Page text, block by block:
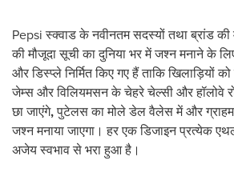
Pepsi स्क्वाड के नवीनतम सदस्यों तथा ब्रांड की
की मौजूदा सूची का दुनिया भर में जश्न मनाने के
और डिस्प्ले निर्मित किए गए हैं ताकि खिलाड़ियों
जेम्स और विलियमसन के चेहरे चेल्सी और हॉलोवे
छा जाएंगे,पुटेलस का मोले डेल वैलेस में और
जश्न मनाया जाएगा। हर एक डिजाइन प्रत्येक
अजेय स्वभाव से भरा हुआ है।